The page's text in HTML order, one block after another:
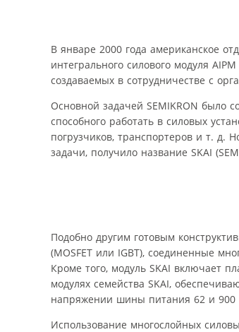
В январе 2000 года американское
интегрального силового модуля
создаваемых в сотрудничестве с
Основной задачей SEMIKRON было
способного работать в силовых
погрузчиков, транспортеров и т. д.
задачи, получило название SKAI
Подобно другим готовым
(MOSFET или IGBT), соединенные
Кроме того, модуль SKAI включает
модулях семейства SKAI,
напряжении шины питания 62 и 900
Использование многослойных